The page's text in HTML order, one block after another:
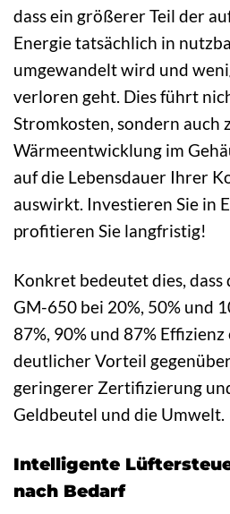
dass ein größerer Teil der
Energie tatsächlich in
umgewandelt wird und
verloren geht. Dies führt
Stromkosten, sondern auch
Wärmeentwicklung im
auf die Lebensdauer Ihrer
auswirkt. Investieren Sie in
profitieren Sie langfristig!
Konkret bedeutet dies, dass
GM-650 bei 20%, 50% und
87%, 90% und 87%
deutlicher Vorteil
geringerer Zertifizierung
Geldbeutel und die Umwelt.
Intelligente
nach Bedarf